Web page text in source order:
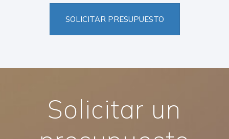
SOLICITAR PRESUPUESTO
Solicitar un